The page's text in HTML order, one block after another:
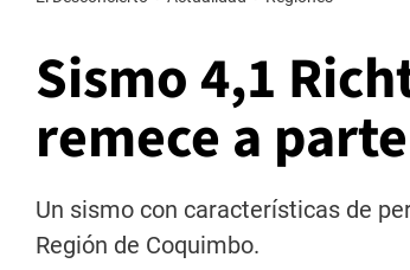
Sismo 4,1
remece a
Un sismo con características de
Región de Coquimbo.